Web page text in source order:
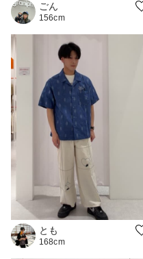
ごん
156cm
とも
168cm